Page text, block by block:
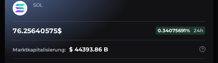
SOL
76.25640575$ 0.34075691% 24h
Marktkapitalisierung: $ 44393.86 B